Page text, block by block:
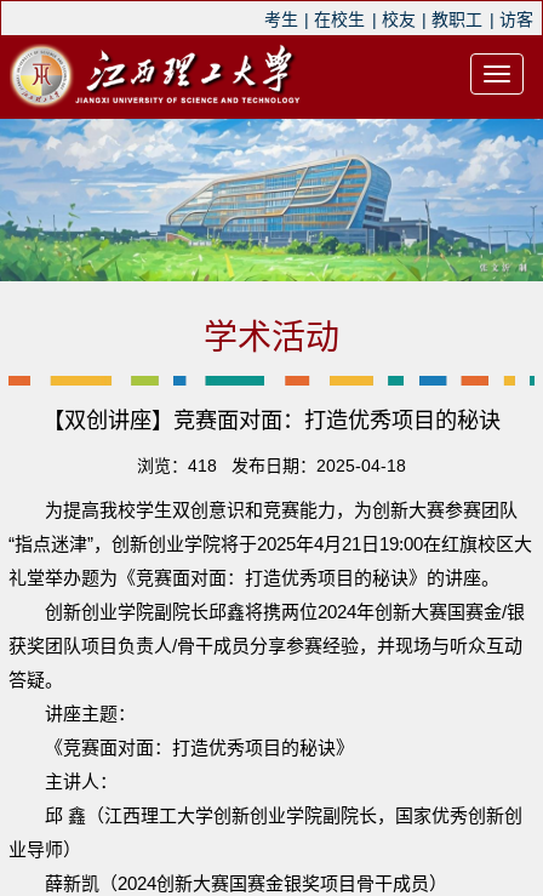
考生 | 在校生 | 校友 | 教职工 | 访客
学术活动
【双创讲座】竞赛面对面：打造优秀项目的秘诀
浏览： 418 发布日期：2025-04-18
为提高我校学生双创意识和竞赛能力，为创新大赛参赛团队
“指点迷津”，创新创业学院将于2025年4月21日19:00在红旗校区大
礼堂举办题为《竞赛面对面：打造优秀项目的秘诀》的讲座。
创新创业学院副院长邱鑫将携两位2024年创新大赛国赛金/银
获奖团队项目负责人/骨干成员分享参赛经验，并现场与听众互动
答疑。
讲座主题：
《竞赛面对面：打造优秀项目的秘诀》
主讲人：
邱 鑫（江西理工大学创新创业学院副院长，国家优秀创新创
业导师）
薛新凯（2024创新大赛国赛金银奖项目骨干成员）